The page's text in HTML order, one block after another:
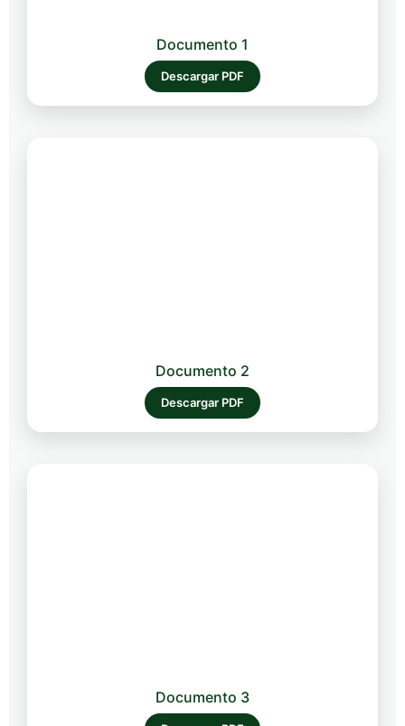
Documento 1
Descargar PDF
Documento 2
Descargar PDF
Documento 3